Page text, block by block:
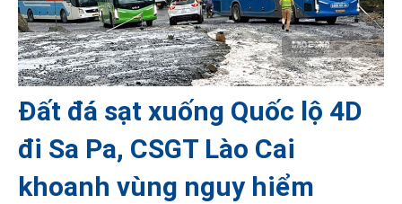
Đất đá sạt xuống Quốc lộ 4D
đi Sa Pa, CSGT Lào Cai
khoanh vùng nguy hiểm